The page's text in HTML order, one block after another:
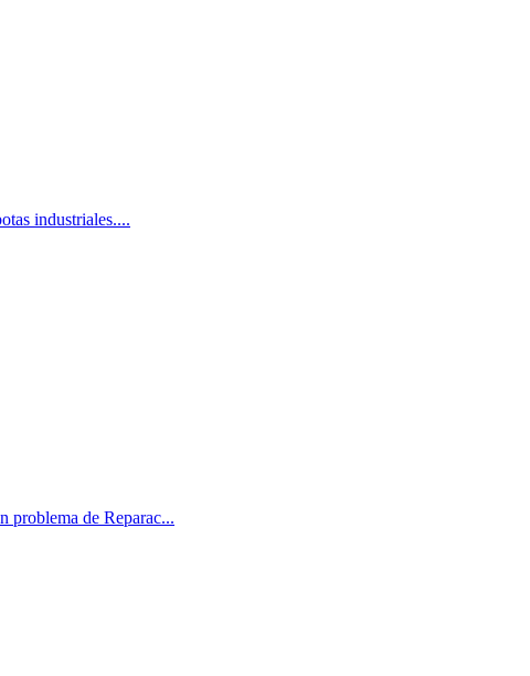
industriales....
problema de Reparac...